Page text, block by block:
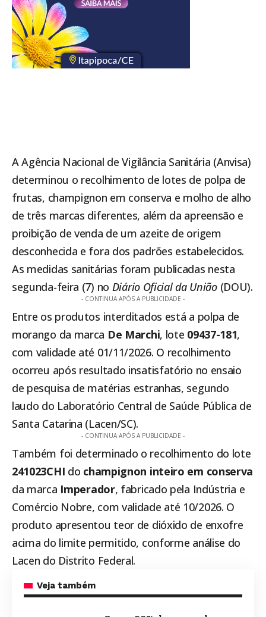
AAgência Nacional de Vigilância Sanitária (Anvisa)
determinou o recolhimento de lotes de polpa de
frutas, champignon em conserva e molho de alho
de três marcas diferentes, além da apreensão e
proibição de venda de um azeite de origem
desconhecida e fora dos padrões estabelecidos.
As medidas sanitárias foram publicadas nesta
segunda-feira (7) no Diário Oficial da União(DOU).
- CONTINUA APÓS A PUBLICIDADE -
Entre os produtos interditados está a polpa de
morango da marca De Marchi, lote 09437-181,
com validade até 01/11/2026. O recolhimento
ocorreu após resultado insatisfatório no ensaio
de pesquisa de matérias estranhas, segundo
laudo do Laboratório Central de Saúde Pública de
Santa Catarina (Lacen/SC).
- CONTINUA APÓS A PUBLICIDADE -
Também foi determinado o recolhimento do lote
241023CHI do champignon inteiro em conserva
da marca Imperador, fabricado pela Indústria e
Comércio Nobre, com validade até 10/2026. O
produto apresentou teor de dióxido de enxofre
acima do limite permitido, conforme análise do
Lacen do Distrito Federal.
Veja também